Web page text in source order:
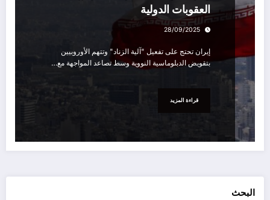
العقوبات الدولية
28/09/2025
إيران تحتج على تفعيل "آلية الزناد" وتتهم الأوروبيين
بتقويض الدبلوماسية النووية وسط تصاعد المواجهة مع…
قراءة المزيد
البحث